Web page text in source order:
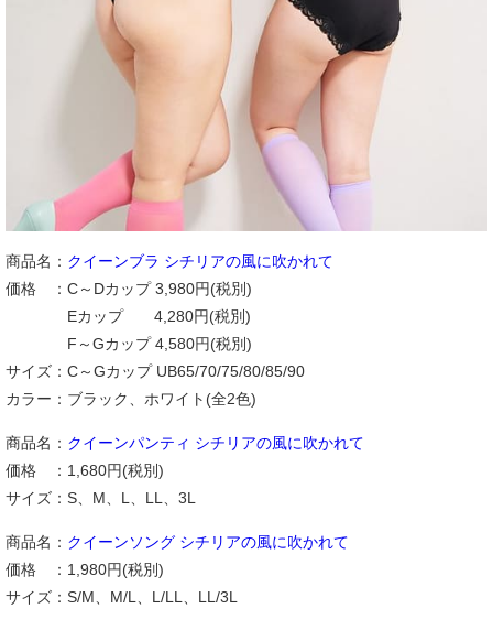
商品名： クイーンブラ シチリアの風に吹かれて
価格 ：C～Dカップ 3,980円(税別)
Eカップ 4,280円(税別)
F～Gカップ 4,580円(税別)
サイズ：C～Gカップ UB65/70/75/80/85/90
カラー：ブラック、ホワイト(全2色)
商品名： クイーンパンティ シチリアの風に吹かれて
価格 ：1,680円(税別)
サイズ：S、M、L、LL、3L
商品名： クイーンソング シチリアの風に吹かれて
価格 ：1,980円(税別)
サイズ：S/M、M/L、L/LL、LL/3L